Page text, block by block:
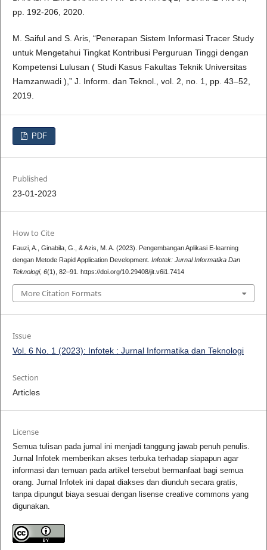
pp. 192-206, 2020.
M. Saiful and S. Aris, “Penerapan Sistem Informasi Tracer Study
untuk Mengetahui Tingkat Kontribusi Perguruan Tinggi dengan
Kompetensi Lulusan ( Studi Kasus Fakultas Teknik Universitas
Hamzanwadi ),” J. Inform. dan Teknol., vol. 2, no. 1, pp. 43–52,
2019.
PDF
Published
23-01-2023
How to Cite
Fauzi, A., Ginabila, G., & Azis, M. A. (2023). Pengembangan Aplikasi E-learning
dengan Metode Rapid Application Development. Infotek: Jurnal Informatika Dan
Teknologi, 6(1), 82–91. https://doi.org/10.29408/jit.v6i1.7414
More Citation Formats
Issue
Vol. 6 No. 1 (2023): Infotek : Jurnal Informatika dan Teknologi
Section
Articles
License
Semua tulisan pada jurnal ini menjadi tanggung jawab penuh penulis.
Jurnal Infotek memberikan akses terbuka terhadap siapapun agar
informasi dan temuan pada artikel tersebut bermanfaat bagi semua
orang. Jurnal Infotek ini dapat diakses dan diunduh secara gratis,
tanpa dipungut biaya sesuai dengan lisense creative commons yang
digunakan.